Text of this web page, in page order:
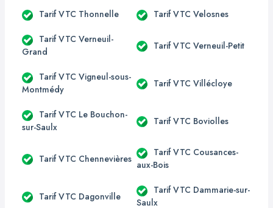
Tarif VTC Thonnelle Tarif VTC Velosnes
Tarif VTC Verneuil-
Grand
Tarif VTC Verneuil-Petit
Tarif VTC Vigneul-sous-
Montmédy
Tarif VTC Villécloye
Tarif VTC Le Bouchon-
sur-Saulx
Tarif VTC Boviolles
Tarif VTC Chennevières
Tarif VTC Cousances-
aux-Bois
Tarif VTC Dagonville
Tarif VTC Dammarie-sur-
Saulx